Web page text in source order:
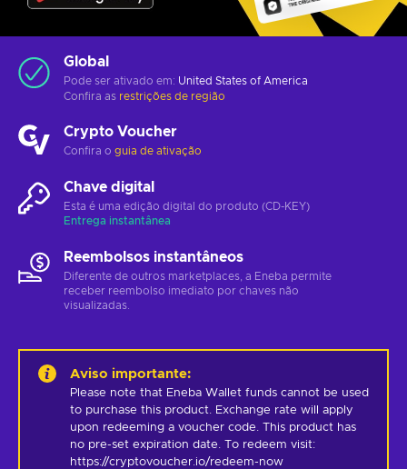
Global
Pode ser ativado em: United States of America
Confira as restrições de região
Crypto Voucher
Confira o guia de ativação
Chave digital
Esta é uma edição digital do produto (CD-KEY)
Entrega instantânea
Reembolsos instantâneos
Diferente de outros marketplaces, a Eneba permite
receber reembolso imediato por chaves não
visualizadas.
Aviso importante:
Please note that Eneba Wallet funds cannot be used
to purchase this product. Exchange rate will apply
upon redeeming a voucher code. This product has
no pre-set expiration date. To redeem visit:
https://cryptovoucher.io/redeem-now